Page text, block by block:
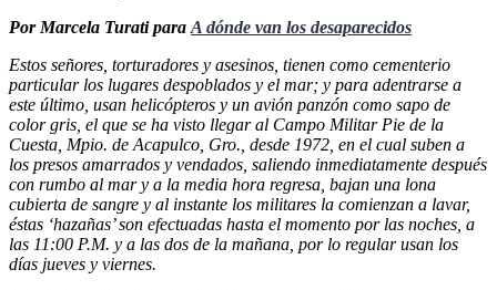
Por Marcela Turati para A dónde van los desaparecidos
Estos señores, torturadores y asesinos, tienen como cementerio
particular los lugares despoblados y el mar; y para adentrarse a
este último, usan helicópteros y un avión panzón como sapo de
color gris, el que se ha visto llegar al Campo Militar Pie de la
Cuesta, Mpio. de Acapulco, Gro., desde 1972, en el cual suben a
los presos amarrados y vendados, saliendo inmediatamente después
con rumbo al mar y a la media hora regresa, bajan una lona
cubierta de sangre y al instante los militares la comienzan a lavar,
éstas ‘hazañas’ son efectuadas hasta el momento por las noches, a
las 11:00 P.M. y a las dos de la mañana, por lo regular usan los
días jueves y viernes.